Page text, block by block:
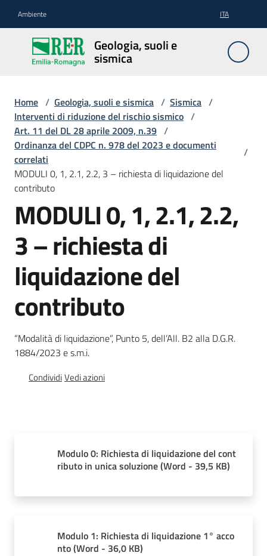
Ambiente ITA
Geologia, suoli e
sismica
Geologia,
suoli e
sismica
Geologia
Suoli
Sismica
Cartografia
banche
dati
Divulgazione
Home / Geologia, suoli e sismica / Sismica /
Interventi di riduzione del rischio sismico /
Art. 11 del DL 28 aprile 2009, n.39 /
Ordinanza del CDPC n. 978 del 2023 e documenti
correlati
/
MODULI 0, 1, 2.1, 2.2, 3 – richiesta di liquidazione del
contributo
MODULI 0, 1, 2.1, 2.2,
3 – richiesta di
liquidazione del
contributo
“Modalità di liquidazione”, Punto 5, dell’All. B2 alla D.G.R.
1884/2023 e s.m.i.
CondividiVedi azioni
Modulo 0: Richiesta di liquidazione del cont
ributo in unica soluzione(Word - 39,5 KB)
Modulo 1: Richiesta di liquidazione 1° acco
nto(Word - 36,0 KB)